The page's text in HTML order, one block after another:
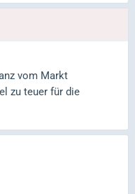
vom Markt
zu teuer für die